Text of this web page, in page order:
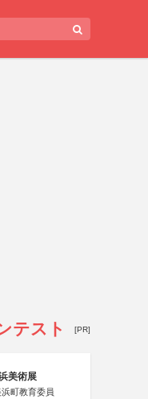
テスト [PR]
美術展
町教育委員